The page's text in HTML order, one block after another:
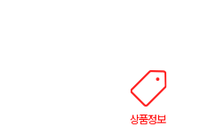
상품정보